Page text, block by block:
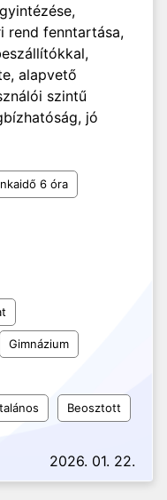
rend fenntartása,
alapvető
szintű
jó
6 óra
Gimnázium
Beosztott
2026. 01. 22.